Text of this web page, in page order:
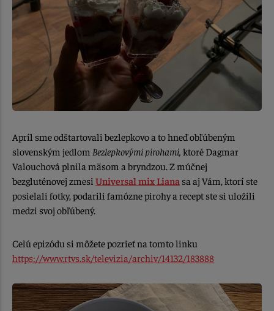
Apríl sme odštartovali bezlepkovo a to hneď obľúbeným
slovenským jedlom Bezlepkovými pirohami, ktoré Dagmar
Valouchová plnila mäsom a bryndzou. Z múčnej
bezgluténovej zmesi Universal mix Liana sa aj Vám, ktorí ste
posielali fotky, podarili famózne pirohy a recept ste si uložili
medzi svoj obľúbený.
Celú epizódu si môžete pozrieť na tomto linku
https://www.rtvs.sk/televizia/archiv/14132/183888